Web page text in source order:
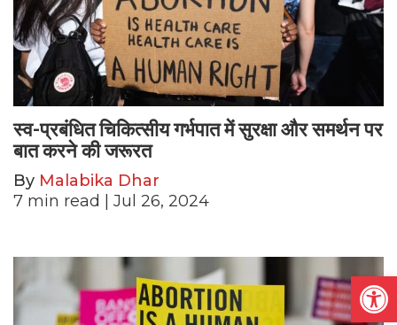
स्व-प्रबंधित चिकित्सीय गर्भपात में सुरक्षा और समर्थन पर
बात करने की जरूरत
By Malabika Dhar
7 min read | Jul 26, 2024